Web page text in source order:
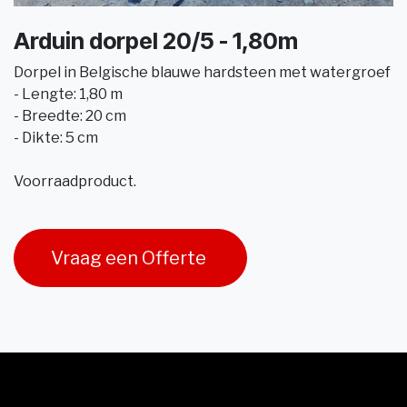
Arduin dorpel 20/5 - 1,80m
Dorpel in Belgische blauwe hardsteen met watergroef
- Lengte: 1,80 m
- Breedte: 20 cm
- Dikte: 5 cm
Voorraadproduct.
Vraag een Offerte